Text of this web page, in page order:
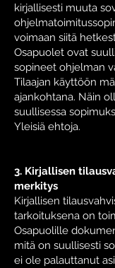
kirjallisesti muuta
voimaan siitä
Osapuolet ovat
sopineet ohjelman
Tilaajan käyttöön
ajankohtana. Näin
suullisessa
Yleisiä ehtoja.
3. Kirjallisen
merkitys
Kirjallisen
tarkoituksena on
Osapuolille
mitä on suullisesti
ei ole palauttanut